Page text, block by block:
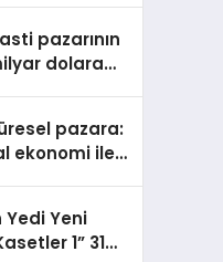
pazarının
dolara
pazara:
ekonomi ile
Yedi Yeni
1” 31